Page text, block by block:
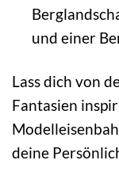
und einer
Lass dich von
Fantasien
deine